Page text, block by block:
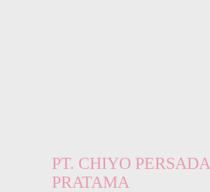
PT. CHIYO PERSADA
PRATAMA